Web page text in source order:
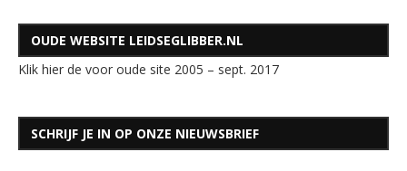
OUDE WEBSITE LEIDSEGLIBBER.NL
Klik hier de voor oude site 2005 – sept. 2017
SCHRIJF JE IN OP ONZE NIEUWSBRIEF